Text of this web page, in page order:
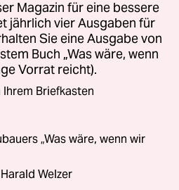
Magazin für eine bessere
jährlich vier Ausgaben für
Sie eine Ausgabe von
Buch „Was wäre, wenn
Vorrat reicht).
Briefkasten
„Was wäre, wenn wir
Welzer